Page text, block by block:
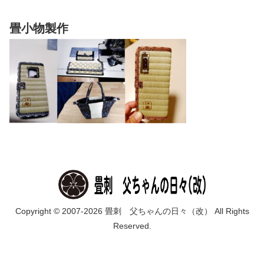
畳小物製作
Copyright © 2007-2026 畳刺 父ちゃんの日々（改） All Rights
Reserved.